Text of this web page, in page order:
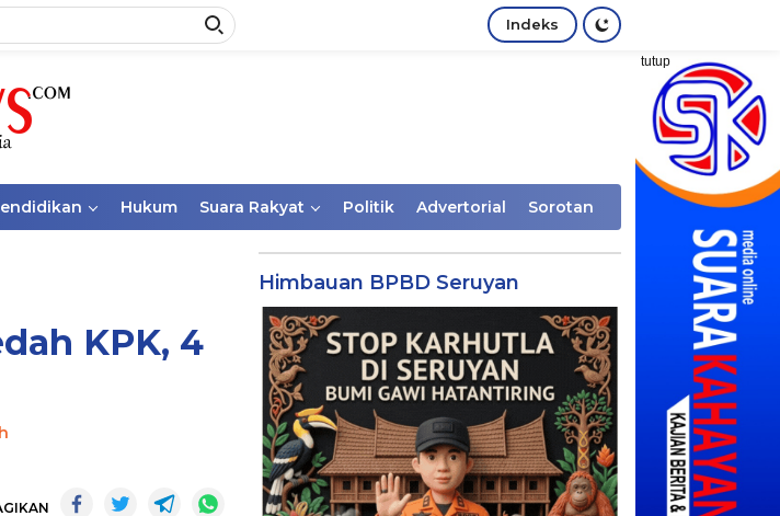
Indeks
tutup
Hukum Suara Rakyat Politik Advertorial Sorotan
KPK, 4
Himbauan BPBD Seruyan